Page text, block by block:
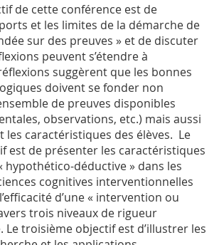
de cette conférence est de
et les limites de la démarche de
sur des preuves » et de discuter
peuvent s’étendre à
suggèrent que les bonnes
doivent se fonder non
de preuves disponibles
observations, etc.) mais aussi
les caractéristiques des élèves. Le
est de présenter les caractéristiques
hypothético-déductive » dans les
cognitives interventionnelles
d’une « intervention ou
trois niveaux de rigueur
troisième objectif est d’illustrer les